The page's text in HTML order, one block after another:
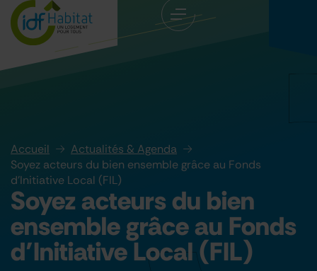
Accueil
Actualités & Agenda
Soyez acteurs du bien ensemble grâce au Fonds
d’Initiative Local (FIL)
Soyez acteurs du bien
ensemble grâce au Fonds
d’Initiative Local (FIL)